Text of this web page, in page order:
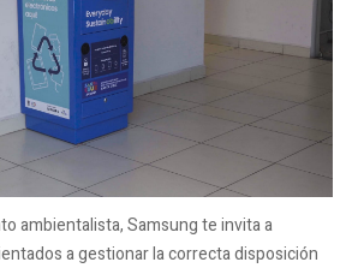
ambientalista, Samsung te invita a
a gestionar la correcta disposición